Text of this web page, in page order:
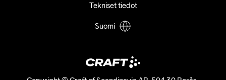
Tekniset tiedot
Suomi